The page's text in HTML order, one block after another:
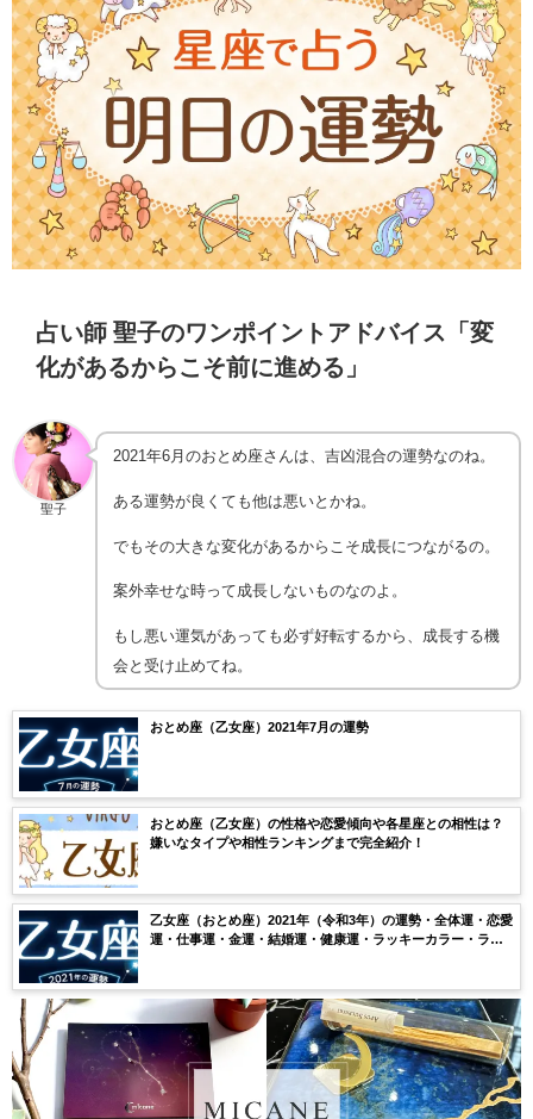
占い師 聖子のワンポイントアドバイス「変
化があるからこそ前に進める」
聖子
2021年6月のおとめ座さんは、吉凶混合の運勢なのね。
ある運勢が良くても他は悪いとかね。
でもその大きな変化があるからこそ成長につながるの。
案外幸せな時って成長しないものなのよ。
もし悪い運気があっても必ず好転するから、成長する機
会と受け止めてね。
おとめ座（乙女座）2021年7月の運勢
おとめ座（乙女座）の性格や恋愛傾向や各星座との相性は？
嫌いなタイプや相性ランキングまで完全紹介！
乙女座（おとめ座）2021年（令和3年）の運勢・全体運・恋愛
運・仕事運・金運・結婚運・健康運・ラッキーカラー・ラッ